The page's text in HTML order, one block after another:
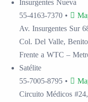
Insurgentes Nueva
55-4163-7370 •
Av. Insurgentes Sur
Col. Del Valle,
Frente a WTC –
Satélite
55-7005-8795 •
Circuito Médicos